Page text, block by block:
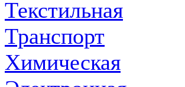
Текстильная
Транспорт
Химическая